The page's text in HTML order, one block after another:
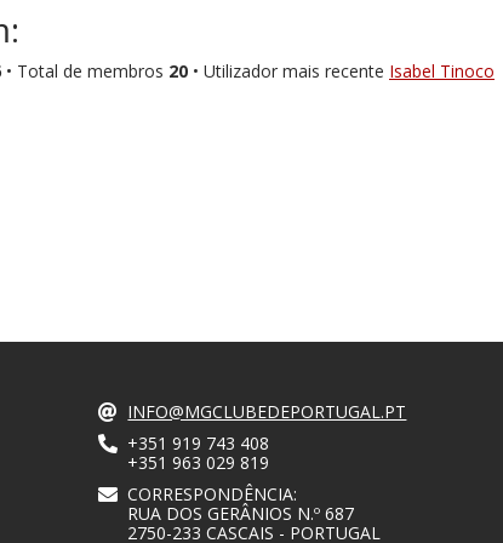
• Total de membros 20 • Utilizador mais recente Isabel Tinoco
INFO@MGCLUBEDEPORTUGAL.PT
+351 919 743 408
+351 963 029 819
CORRESPONDÊNCIA:
RUA DOS GERÂNIOS N.º 687
2750-233 CASCAIS - PORTUGAL